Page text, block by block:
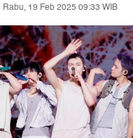
Rabu, 19 Feb 2025 09:33 WIB